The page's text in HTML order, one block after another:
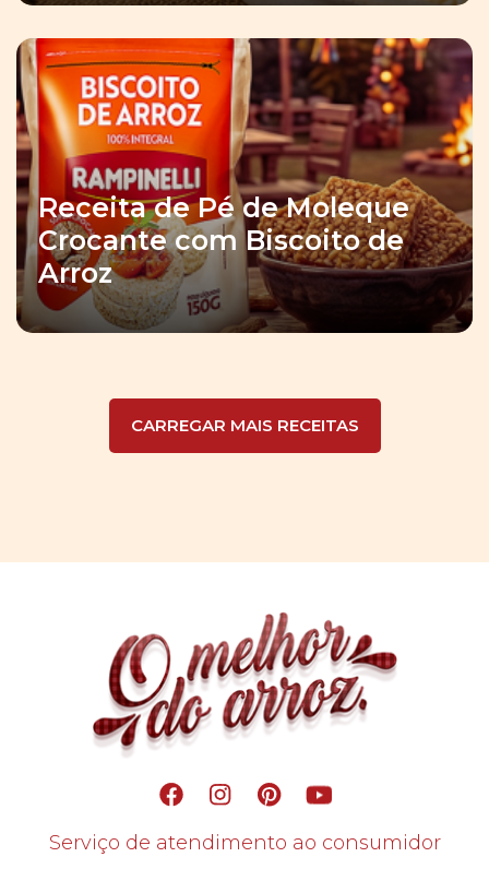
Receita de Pé de Moleque
Crocante com Biscoito de
Arroz
CARREGAR MAIS RECEITAS
Serviço de atendimento ao consumidor